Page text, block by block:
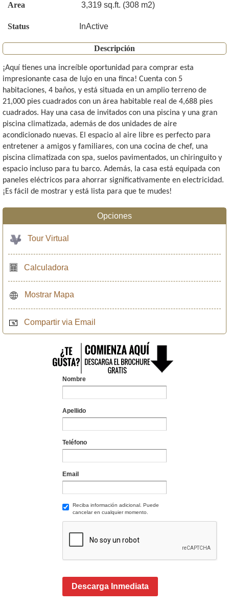
Area 3,319 sq.ft. (308 m2)
Status InActive
Descripción
¡Aquí tienes una increíble oportunidad para comprar esta
impresionante casa de lujo en una finca! Cuenta con 5
habitaciones, 4 baños, y está situada en un amplio terreno de
21,000 pies cuadrados con un área habitable real de 4,688 pies
cuadrados. Hay una casa de invitados con una piscina y una gran
piscina climatizada, además de dos unidades de aire
acondicionado nuevas. El espacio al aire libre es perfecto para
entretener a amigos y familiares, con una cocina de chef, una
piscina climatizada con spa, suelos pavimentados, un chiringuito y
espacio incluso para tu barco. Además, la casa está equipada con
paneles eléctricos para ahorrar significativamente en electricidad.
¡Es fácil de mostrar y está lista para que te mudes!
Opciones
Tour Virtual
Calculadora
Mostrar Mapa
Compartir via Email
Nombre
Apellido
Teléfono
Email
Reciba información adicional. Puede
cancelar en cualquier momento.
Descarga Inmediata